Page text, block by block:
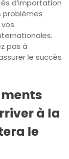
d’importation
problèmes
pas à
le succès
à la
le